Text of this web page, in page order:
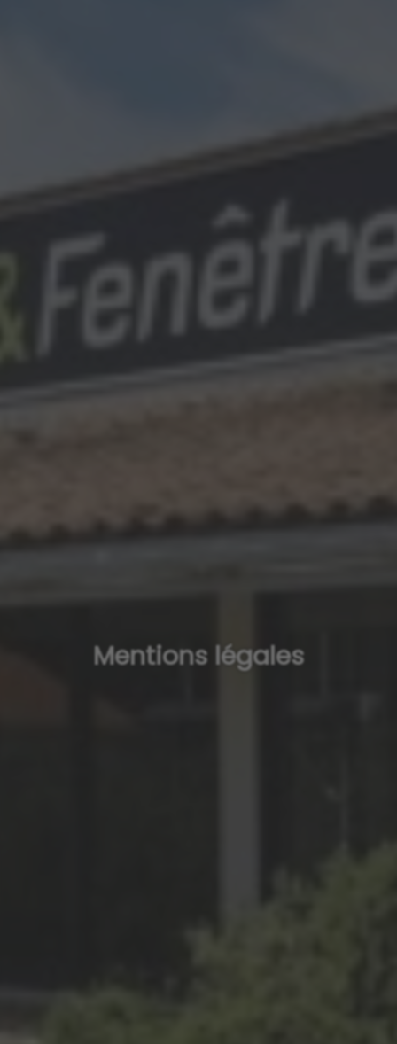
Mentions légales